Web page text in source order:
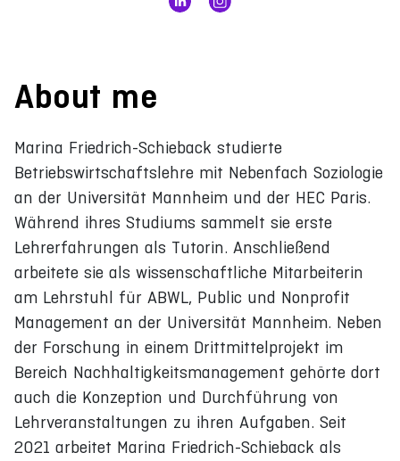
About me
Marina Friedrich-Schieback studierte
Betriebswirtschaftslehre mit Nebenfach Soziologie
an der Universität Mannheim und der HEC Paris.
Während ihres Studiums sammelt sie erste
Lehrerfahrungen als Tutorin. Anschließend
arbeitete sie als wissenschaftliche Mitarbeiterin
am Lehrstuhl für ABWL, Public und Nonprofit
Management an der Universität Mannheim. Neben
der Forschung in einem Drittmittelprojekt im
Bereich Nachhaltigkeitsmanagement gehörte dort
auch die Konzeption und Durchführung von
Lehrveranstaltungen zu ihren Aufgaben. Seit
2021 arbeitet Marina Friedrich-Schieback als